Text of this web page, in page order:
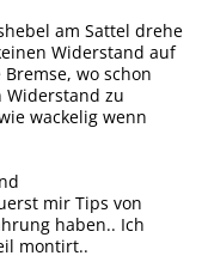
am Sattel drehe
Widerstand auf
wo schon
Widerstand zu
wackelig wenn
mir Tips von
haben.. Ich
montirt..